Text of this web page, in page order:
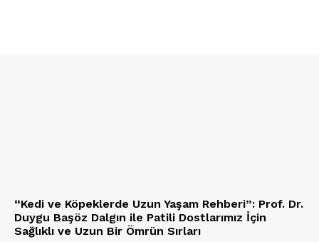
İletişim
“Kedi ve Köpeklerde Uzun Yaşam Rehberi”: Prof. Dr.
Duygu Başöz Dalgın ile Patili Dostlarımız İçin
Sağlıklı ve Uzun Bir Ömrün Sırları